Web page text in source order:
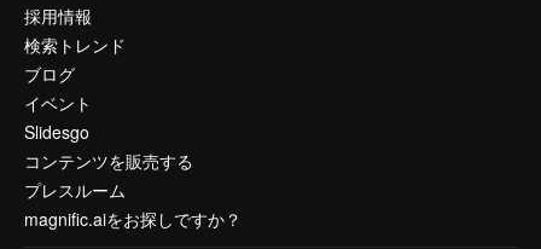
採用情報
検索トレンド
ブログ
イベント
Slidesgo
コンテンツを販売する
プレスルーム
magnific.aiをお探しですか？